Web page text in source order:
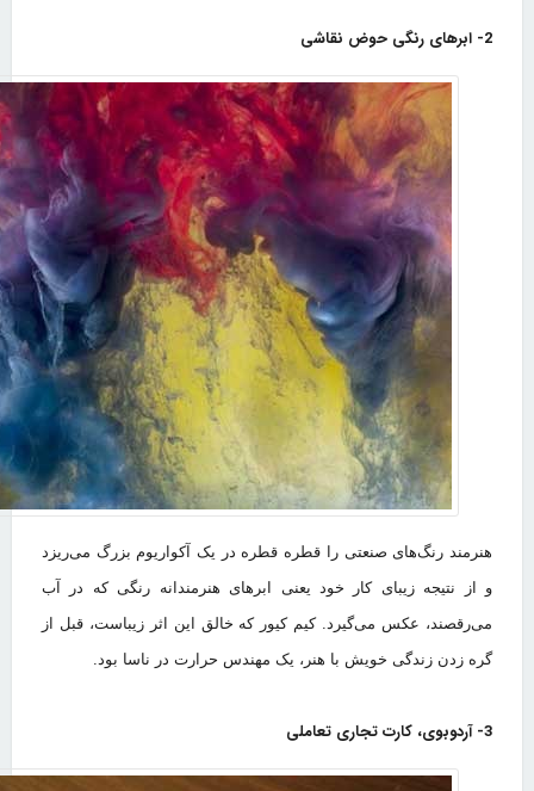
2- ابرهای رنگی حوض نقاشی
هنرمند رنگ‌های صنعتی را قطره قطره در یک آکواریوم بزرگ می‌ریزد
و از نتیجه زیبای کار خود یعنی ابرهای هنرمندانه رنگی که در آب
می‌رقصند، عکس می‌گیرد. کیم کیور که خالق این اثر زیباست، قبل از
گره زدن زندگی خویش با هنر، یک مهندس حرارت در ناسا بود.
3- آردوبوی، کارت تجاری تعاملی